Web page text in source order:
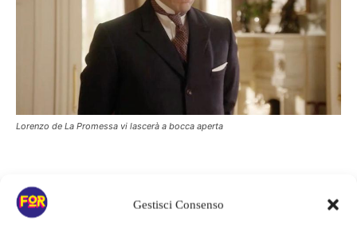
Gestisci Consenso
Lorenzo de La Promessa vi lascerà a bocca aperta
Una vendetta servita fredda